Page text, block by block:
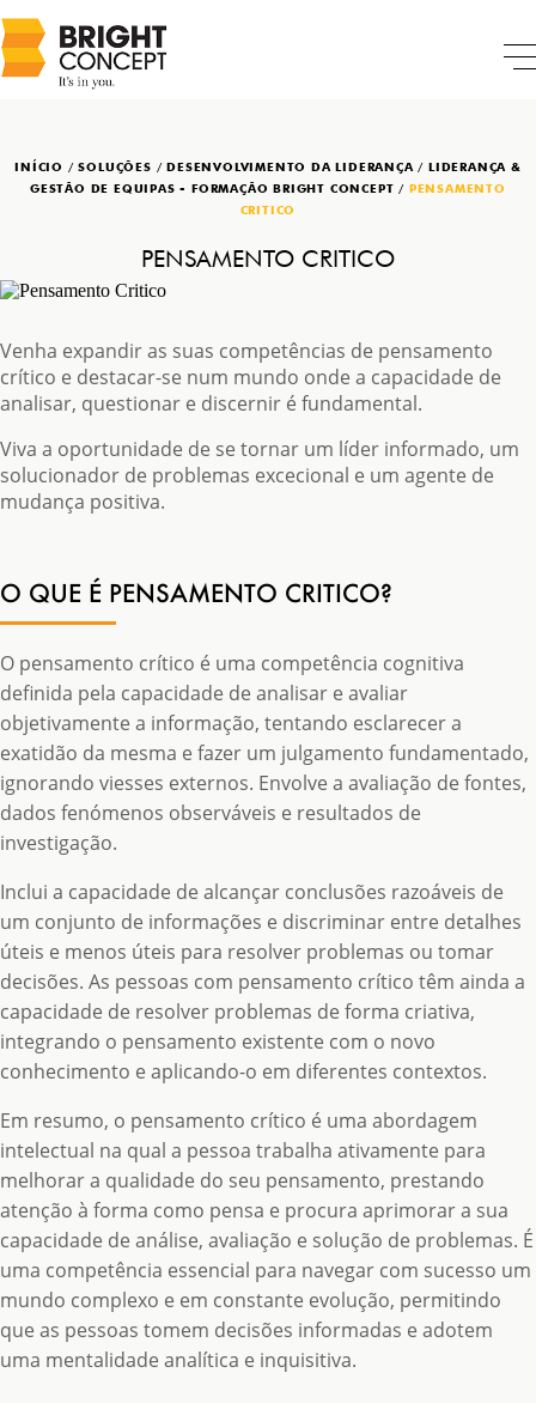
INÍCIO /SOLUÇÕES /DESENVOLVIMENTO DA LIDERANÇA /LIDERANÇA &
GESTÃO DE EQUIPAS - FORMAÇÃO BRIGHT CONCEPT / PENSAMENTO
CRITICO
PENSAMENTO CRITICO
Venha expandir as suas competências de pensamento
crítico e destacar-se num mundo onde a capacidade de
analisar, questionar e discernir é fundamental.
Viva a oportunidade de se tornar um líder informado, um
solucionador de problemas excecional e um agente de
mudança positiva.
O QUE É PENSAMENTO CRITICO?
O pensamento crítico é uma competência cognitiva
definida pela capacidade de analisar e avaliar
objetivamente a informação, tentando esclarecer a
exatidão da mesma e fazer um julgamento fundamentado,
ignorando viesses externos. Envolve a avaliação de fontes,
dados fenómenos observáveis e resultados de
investigação.
Inclui a capacidade de alcançar conclusões razoáveis de
um conjunto de informações e discriminar entre detalhes
úteis e menos úteis para resolver problemas ou tomar
decisões. As pessoas com pensamento crítico têm ainda a
capacidade de resolver problemas de forma criativa,
integrando o pensamento existente com o novo
conhecimento e aplicando-o em diferentes contextos.
Em resumo, o pensamento crítico é uma abordagem
intelectual na qual a pessoa trabalha ativamente para
melhorar a qualidade do seu pensamento, prestando
atenção à forma como pensa e procura aprimorar a sua
capacidade de análise, avaliação e solução de problemas. É
uma competência essencial para navegar com sucesso um
mundo complexo e em constante evolução, permitindo
que as pessoas tomem decisões informadas e adotem
uma mentalidade analítica e inquisitiva.